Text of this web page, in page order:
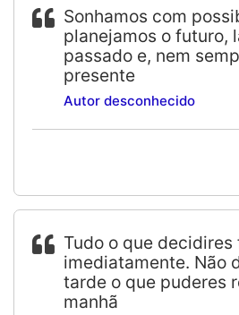
Sonhamos com
planejamos o futuro,
passado e, nem
presente
Autor desconhecido
Tudo o que
imediatamente. Não
tarde o que puderes
manhã